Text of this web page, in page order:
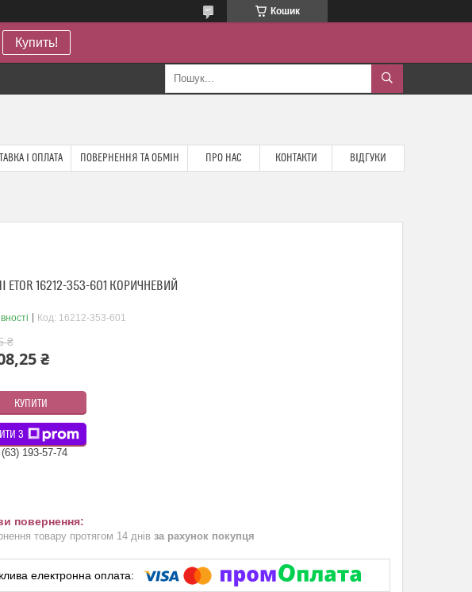
Кошик
Купить!
І ОПЛАТА ПОВЕРНЕННЯ ТА ОБМІН ПРО НАС КОНТАКТИ ВІДГУКИ
ETOR 16212-353-601 КОРИЧНЕВИЙ
Код: 16212-353-601
₴
₴
КУПИТИ
З
193-57-74
товару протягом 14 днів за рахунок покупця